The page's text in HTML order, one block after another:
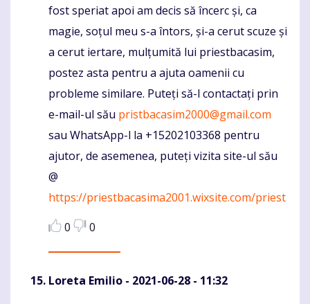
fost speriat apoi am decis să încerc și, ca
magie, soțul meu s-a întors, și-a cerut scuze și
a cerut iertare, mulțumită lui priestbacasim,
postez asta pentru a ajuta oamenii cu
probleme similare. Puteți să-l contactați prin
e-mail-ul său pristbacasim2000@gmail.com
sau WhatsApp-l la +15202103368 pentru
ajutor, de asemenea, puteți vizita site-ul său
@
https://priestbacasima2001.wixsite.com/priest
0
0
Loreta Emilio - 2021-06-28 - 11:32